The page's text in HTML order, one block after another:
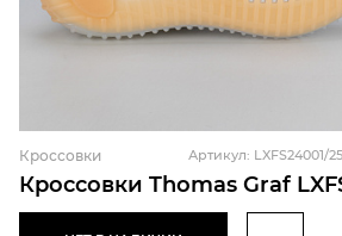
Кроссовки Thomas Graf
Кроссовки Артикул: LXFS24001/